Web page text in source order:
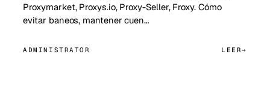
Proxymarket, Proxys.io, Proxy-Seller, Froxy. Cómo
evitar baneos, mantener cuen…
ADMINISTRATOR LEER